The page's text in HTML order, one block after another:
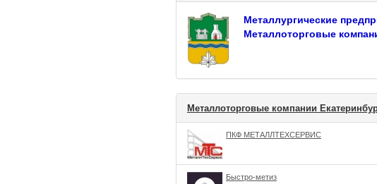
Металлургические
Металлоторговые
Металлоторговые компании
ПКФ МЕТАЛЛТЕХСЕРВИС
Быстро-метиз